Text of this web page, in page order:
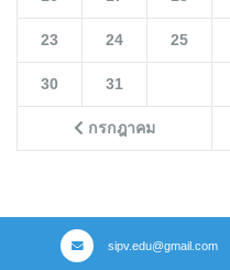
กรกฎาคม
23 24 25
30 31
sipv.edu@gmail.com